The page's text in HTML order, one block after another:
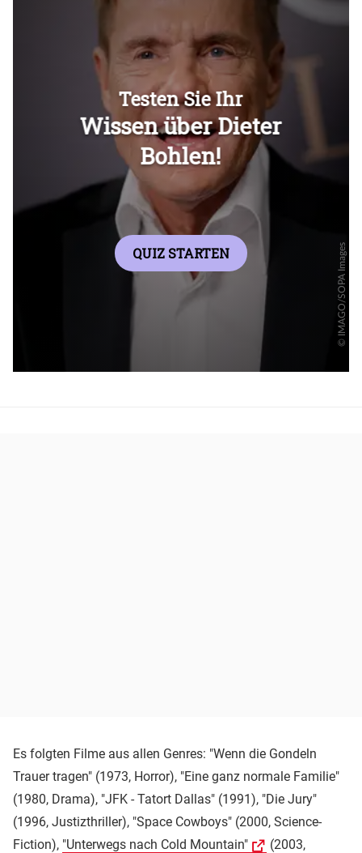
Überspringen
Es folgten Filme aus allen Genres: "Wenn die Gondeln
Trauer tragen" (1973, Horror), "Eine ganz normale Familie"
(1980, Drama), "JFK - Tatort Dallas" (1991), "Die Jury"
(1996, Justizthriller), "Space Cowboys" (2000, Science-
Fiction), "Unterwegs nach Cold Mountain"
(2003,